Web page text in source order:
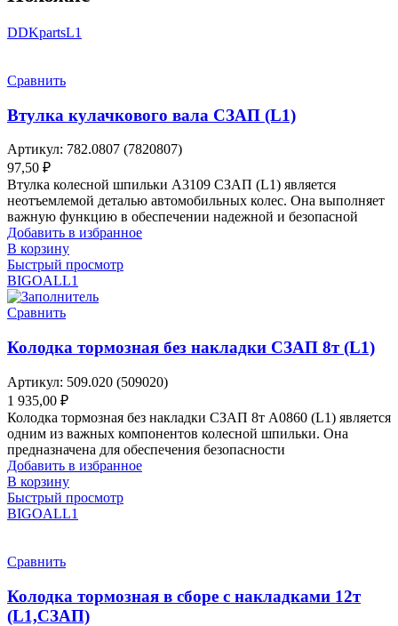
DDKpartsL1
Сравнить
Втулка кулачкового вала СЗАП (L1)
Артикул: 782.0807 (7820807)
97,50 ₽
Втулка колесной шпильки A3109 СЗАП (L1) является
неотъемлемой деталью автомобильных колес. Она выполняет
важную функцию в обеспечении надежной и безопасной
Добавить в избранное
В корзину
Быстрый просмотр
BIGOALL1
Сравнить
Колодка тормозная без накладки СЗАП 8т (L1)
Артикул: 509.020 (509020)
1 935,00 ₽
Колодка тормозная без накладки СЗАП 8т A0860 (L1) является
одним из важных компонентов колесной шпильки. Она
предназначена для обеспечения безопасности
Добавить в избранное
В корзину
Быстрый просмотр
BIGOALL1
Сравнить
Колодка тормозная в сборе с накладками 12т
(L1,СЗАП)